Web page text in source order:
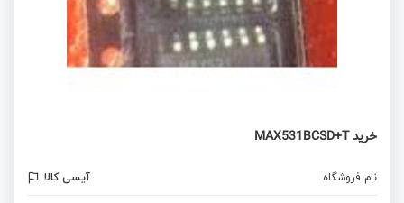
خرید MAX531BCSD+T
نام فروشگاه
آیسی کالا